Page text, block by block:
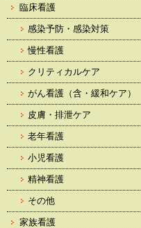
臨床看護
感染予防・感染対策
慢性看護
クリティカルケア
がん看護（含・緩和ケア）
皮膚・排泄ケア
老年看護
小児看護
精神看護
その他
家族看護